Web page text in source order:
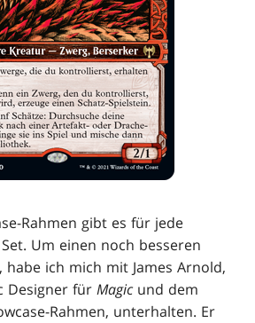
Rahmen gibt es für jede
Um einen noch besseren
habe ich mich mit James Arnold,
Designer fürMagic und dem
Rahmen, unterhalten. Er